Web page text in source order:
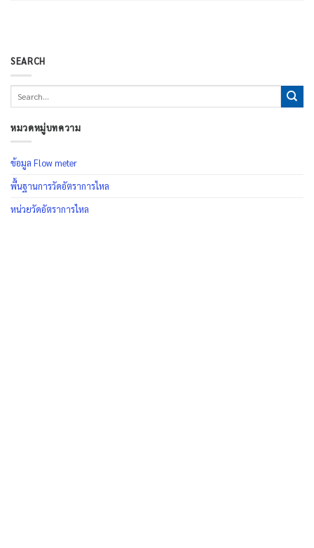
SEARCH
หมวดหมู่บทความ
ข้อมูล Flow meter
พื้นฐานการวัดอัตราการไหล
หน่วยวัดอัตราการไหล